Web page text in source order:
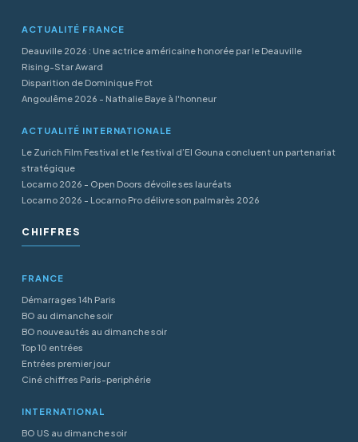
ACTUALITÉ FRANCE
Deauville 2026 : Une actrice américaine honorée par le Deauville
Rising-Star Award
Disparition de Dominique Frot
Angoulême 2026 - Nathalie Baye à l'honneur
ACTUALITÉ INTERNATIONALE
Le Zurich Film Festival et le festival d’El Gouna concluent un partenariat
stratégique
Locarno 2026 - Open Doors dévoile ses lauréats
Locarno 2026 - Locarno Pro délivre son palmarès 2026
CHIFFRES
FRANCE
Démarrages 14h Paris
BO au dimanche soir
BO nouveautés au dimanche soir
Top 10 entrées
Entrées premier jour
Ciné chiffres Paris-periphérie
INTERNATIONAL
BO US au dimanche soir